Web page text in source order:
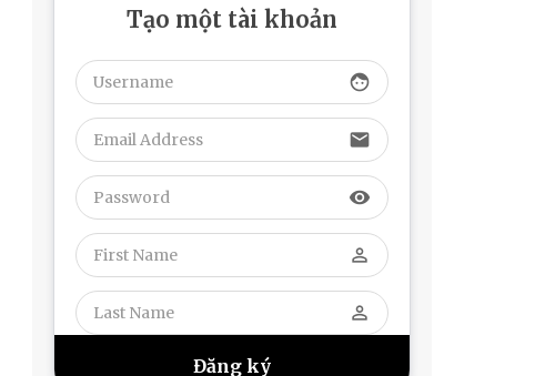
Tạo một tài khoản
face
email
visibility
perm_identity
perm_identity